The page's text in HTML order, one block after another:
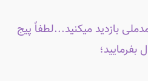
بازدید میکنید...لطفاً پیج
بفرمایید؛